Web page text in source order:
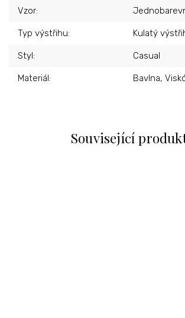
Související
Vzor:
Typ výstřihu: Kulatý
Styl: Casual
Materiál: Bavlna,